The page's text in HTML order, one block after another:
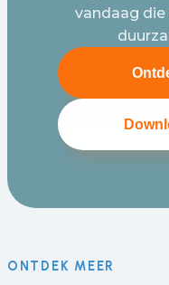
vandaag die
ONTDEK MEER